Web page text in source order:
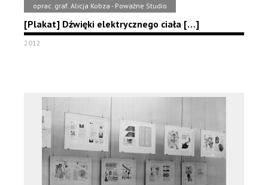
oprac. graf. Alicja Kobza - Poważne Studio
[Plakat] Dźwięki elektrycznego ciała […]
2012